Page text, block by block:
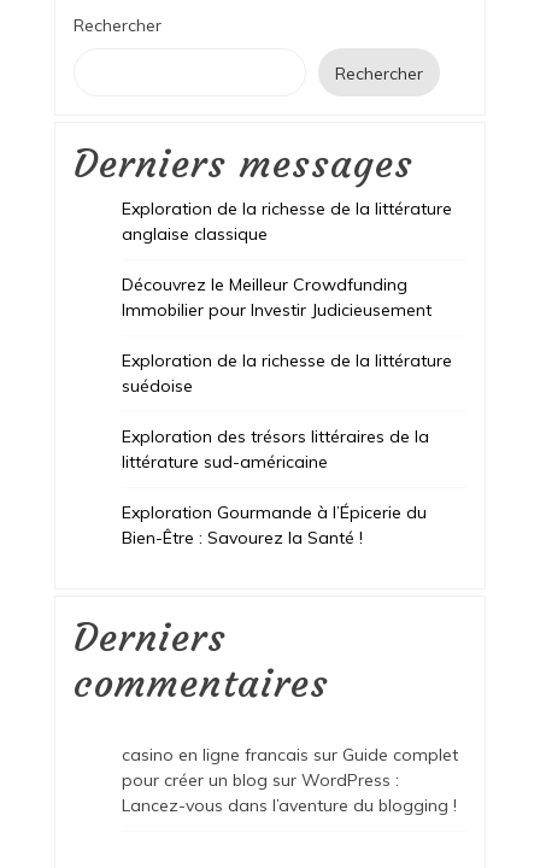
Rechercher
Rechercher
Derniers messages
Exploration de la richesse de la littérature
anglaise classique
Découvrez le Meilleur Crowdfunding
Immobilier pour Investir Judicieusement
Exploration de la richesse de la littérature
suédoise
Exploration des trésors littéraires de la
littérature sud-américaine
Exploration Gourmande à l’Épicerie du
Bien-Être : Savourez la Santé !
Derniers
commentaires
casino en ligne francais sur Guide complet
pour créer un blog sur WordPress :
Lancez-vous dans l’aventure du blogging !